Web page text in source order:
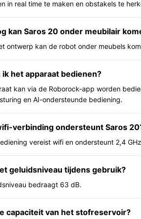
afhandelen zonder tussentijds
voordelen
hieronder zijn vanuit dagelijks
(100℃) — minder handmatig
om drempels en
als je huis meerdere vloerhoogtes
werktijd per lading (200 minuten)
voor langere intervallen tussen legen.
is dit geschikt?
past bij huishoudens met meerdere
die vaker haren produceren, en
verlopen (zelfreinigend station,
of verschillen in vloerniveau zijn
in real time te maken en obstakels te
kan Saros 20 onder meubilair
ontwerp kan de robot onder meubels
ik het apparaat bedienen?
kan via de Roborock-app worden
en AI-ondersteunde bediening.
verbinding ondersteunt Saros
vereist wifi en ondersteunt 2,4
geluidsniveau tijdens gebruik?
bedraagt 63 dB.
capaciteit van het stofreservoir?